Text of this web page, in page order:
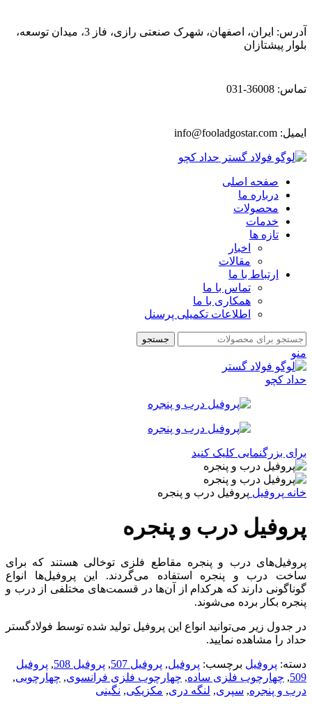
آدرس: ایران، اصفهان، شهرک صنعتی رازی، فاز 3، میدان توسعه،
بلوار پیشتازان
تماس: 36008-031
ایمیل: info@fooladgostar.com
صفحه اصلی
درباره ما
محصولات
خدمات
تازه ها
اخبار
مقالات
ارتباط با ما
تماس با ما
همکاری با ما
اطلاعات تکمیلی پرسنل
جستجو
منو
برای بزرگنمایی کلیک کنید
خانه پروفیل پروفیل درب و پنجره
پروفیل درب و پنجره
پروفیل‌های درب و پنجره مقاطع فلزی توخالی هستند که برای
ساخت درب و پنجره استفاده می‌گردند. این پروفیل‌ها انواع
گوناگونی دارند که هرکدام از آن‌ها در قسمت‌های مختلفی از درب و
پنجره بکار برده می‌شوند.
در جدول زیر می‌توانید انواع این پروفیل تولید شده توسط فولادگستر
حداد را مشاهده نمایید.
دسته: پروفیل برچسب: پروفیل, پروفیل 507 , پروفیل 508 , پروفیل
509
, چهارچوب فلزی ساده, چهارچوب فلزی فرانسوی, چهارچوبی,
درب و پنجره, سپری, لنگه دری, مکزیکی, نگینی